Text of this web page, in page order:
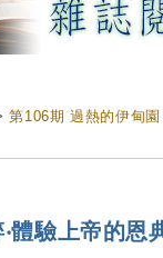
第106期 過熱的伊甸園
體驗上帝的恩